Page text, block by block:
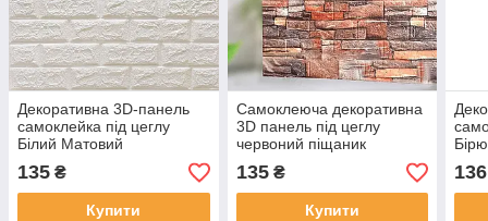
Декоративна 3D-панель
самоклейка під цеглу
Білий Матовий
700х770х5мм (001-5M)
135 ₴
Купити
Самоклеюча декоративна
3D панель під цеглу
червоний піщаник
700х770х5мм (058)
135₴
Купити
136